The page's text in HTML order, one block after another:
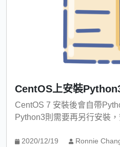
CentOS上安裝
CentOS 7 安裝後會自帶
Python3則需要再另行安裝
2020/12/19 Ronnie